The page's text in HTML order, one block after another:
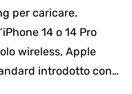
per caricare.
14 o 14 Pro
wireless, Apple
introdotto con…